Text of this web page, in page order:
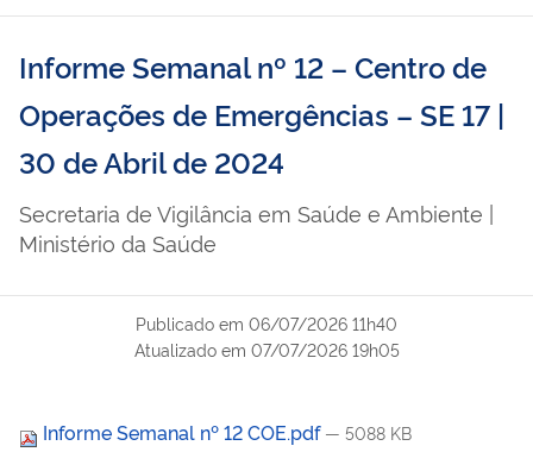
Informe Semanal nº 12 – Centro de
Operações de Emergências – SE 17 |
30 de Abril de 2024
Secretaria de Vigilância em Saúde e Ambiente |
Ministério da Saúde
Publicado em 06/07/2026 11h40
Atualizado em 07/07/2026 19h05
Informe Semanal nº 12 COE.pdf — 5088 KB